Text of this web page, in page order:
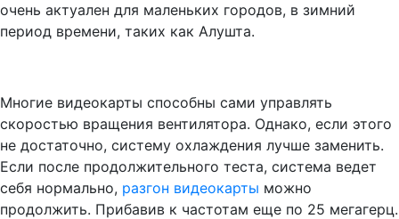
очень актуален для маленьких городов, в зимний
период времени, таких как Алушта.
Многие видеокарты способны сами управлять
скоростью вращения вентилятора. Однако, если этого
не достаточно, систему охлаждения лучше заменить.
Если после продолжительного теста, система ведет
себя нормально, разгон видеокарты можно
продолжить. Прибавив к частотам еще по 25 мегагерц.